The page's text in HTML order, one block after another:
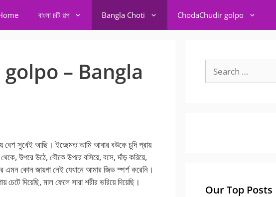
বাংলা চটি গল্প Bangla Choti ChodaChudir golpo
– Bangla
বেশ সুখেই আছি। ইচ্ছেমত আমি আবার বউকে চুদি প্রায়
উপরে উঠে, বৌকে উপরে বসিয়ে, বসে, দাঁড় করিয়ে,
এমন কোন জায়গা নেই যেখানে আমার জিভ স্পর্শ করেনি।
দিয়েছি, মাল ফেলে সারা শরীর ভরিয়ে দিয়েছি।
for:
Our Top Posts